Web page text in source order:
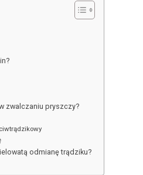
zwalczaniu pryszczy?
odmianę trądziku?